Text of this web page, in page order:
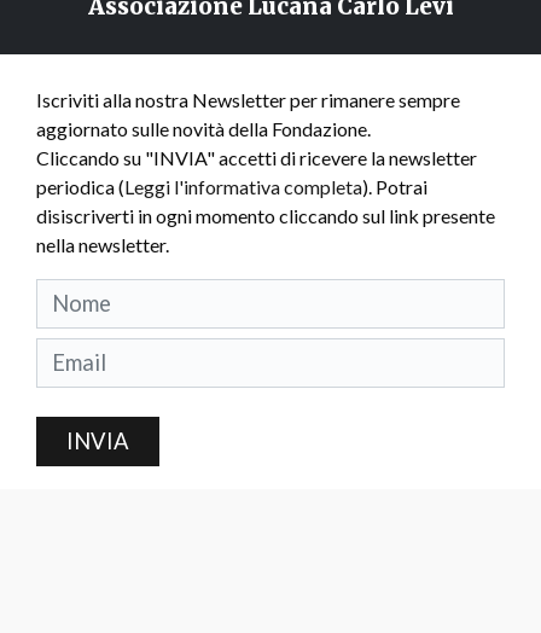
Associazione Lucana Carlo Levi
Iscriviti alla nostra Newsletter per rimanere sempre
aggiornato sulle novità della Fondazione.
Cliccando su "INVIA" accetti di ricevere la newsletter
periodica (Leggi l'informativa completa). Potrai
disiscriverti in ogni momento cliccando sul link presente
nella newsletter.
INVIA